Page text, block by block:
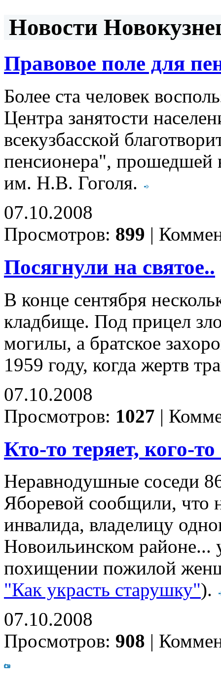
Новости
Правовое поле для
Более ста человек
Центра занятости
всекузбасской
пенсионера", прошедшей
им. Н.В. Гоголя.
07.10.2008
Просмотров: 899 |
Посягнули на святое..
В конце сентября
кладбище. Под прицел
могилы, а братское
1959 году, когда жертв
07.10.2008
Просмотров: 1027 |
Кто-то теряет, кого-
Неравнодушные соседи
Яборевой сообщили, что
инвалида, владелицу
Новоильинском районе...
похищении пожилой
"Как украсть старушку").
07.10.2008
Просмотров: 908 |